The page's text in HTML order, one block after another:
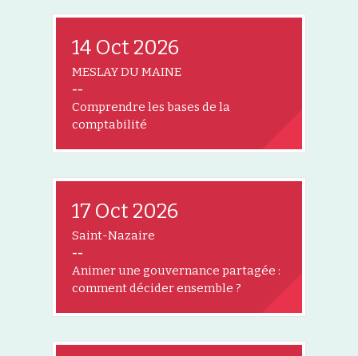
14 Oct 2026
MESLAY DU MAINE
--
Comprendre les bases de la
comptabilité
17 Oct 2026
Saint-Nazaire
--
Animer une gouvernance partagée :
comment décider ensemble ?